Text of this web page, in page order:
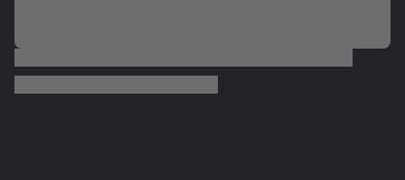
veículo por policiais...